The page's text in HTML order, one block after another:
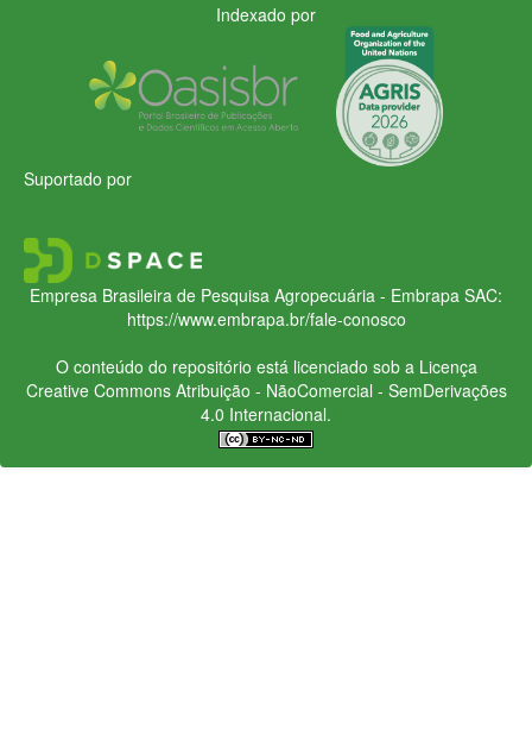
Indexado por
Suportado por
Empresa Brasileira de Pesquisa Agropecuária - Embrapa SAC:
https://www.embrapa.br/fale-conosco
O conteúdo do repositório está licenciado sob a Licença
Creative CommonsAtribuição - NãoComercial - SemDerivações
4.0 Internacional.